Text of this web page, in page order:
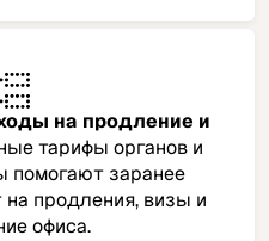
на продление и
тарифы органов и
помогают заранее
продления, визы и
офиса.​